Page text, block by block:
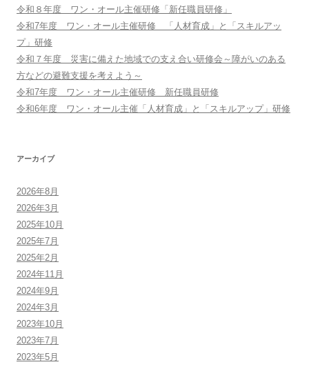
令和８年度 ワン・オール主催研修「新任職員研修」
令和7年度 ワン・オール主催研修 「人材育成」と「スキルアッ
プ」研修
令和７年度 災害に備えた地域での支え合い研修会～障がいのある
方などの避難支援を考えよう～
令和7年度 ワン・オール主催研修 新任職員研修
令和6年度 ワン・オール主催「人材育成」と「スキルアップ」研修
アーカイブ
2026年8月
2026年3月
2025年10月
2025年7月
2025年2月
2024年11月
2024年9月
2024年3月
2023年10月
2023年7月
2023年5月